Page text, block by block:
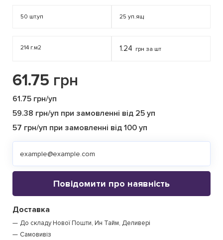
50 шт.уп 25 уп.ящ
214 г.м2 1.24 грн за шт
61.75 грн
61.75 грн/уп
59.38 грн/уп при замовленні від 25 уп
57 грн/уп при замовленні від 100 уп
Повідомити про наявність
Доставка
До складу Нової Пошти, Ин Тайм, Деливері
Самовивіз